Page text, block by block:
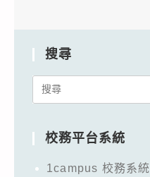
搜尋
Search
校務平台系統
1campus 校務系統